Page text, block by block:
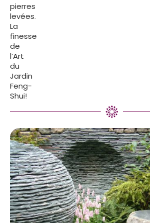
pierres
levées.
La
finesse
de
l’Art
du
Jardin
Feng-
Shui!